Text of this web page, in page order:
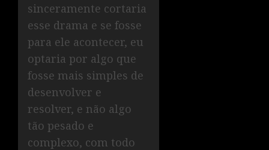
sinceramente cortaria
esse drama e se fosse
para ele acontecer, eu
optaria por algo que
fosse mais simples de
desenvolver e
resolver, e não algo
tão pesado e
complexo, com todo